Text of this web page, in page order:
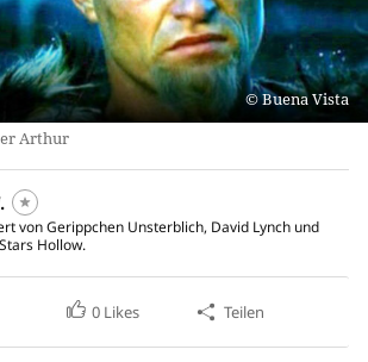
Buena Vista
Arthur
von Gerippchen Unsterblich, David Lynch und
Hollow.
0 Likes Teilen